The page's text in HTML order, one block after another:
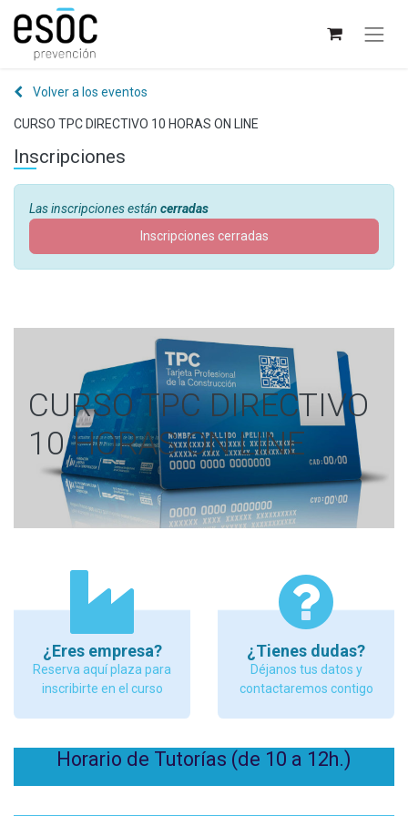
Volver a los eventos
CURSO TPC DIRECTIVO 10 HORAS ON LINE
Inscripciones
Las inscripciones están cerradas
Inscripciones cerradas
CURSO TPC DIRECTIVO
10 HORAS ON LINE
¿Eres empresa?
Reserva aquí plaza para
inscribirte en el curso
¿Tienes dudas?
Déjanos tus datos y
contactaremos contigo
Horario de Tutorías (de 10 a 12h.)